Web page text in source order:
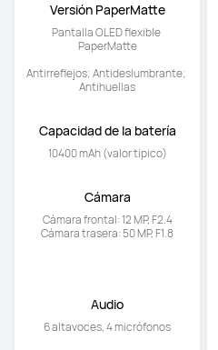
Versión PaperMatte
Pantalla OLED flexible
PaperMatte
Antirreflejos; Antideslumbrante;
Antihuellas
Capacidad de la batería
10400 mAh (valor típico)
Cámara
Cámara frontal: 12 MP, F2.4
Cámara trasera: 50 MP, F1.8
Audio
6 altavoces, 4 micrófonos